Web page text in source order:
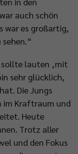
auch schön
war es großartig,
sollte lauten ‚mit
sehr glücklich,
Die Jungs
im Kraftraum und
Heute
Trotz aller
und den Fokus